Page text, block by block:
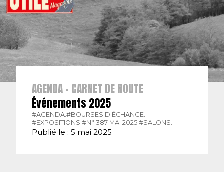
AGENDA - CARNET DE ROUTE
Événements 2025
#AGENDA. #BOURSES D'ÉCHANGE.
#EXPOSITIONS. #N° 387 MAI 2025. #SALONS.
Publié le : 5 mai 2025